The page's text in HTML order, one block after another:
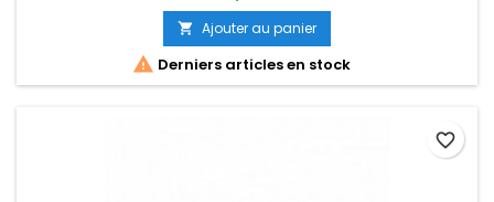
 Ajouter au panier
 Derniers articles en stock
favorite_border